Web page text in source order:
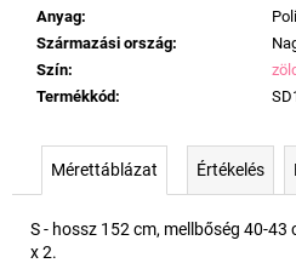
Anyag:
Származási ország:
Szín:
Termékkód:
Mérettáblázat Értékelés
S - hossz 152 cm, mellbőség 40-43
x 2.